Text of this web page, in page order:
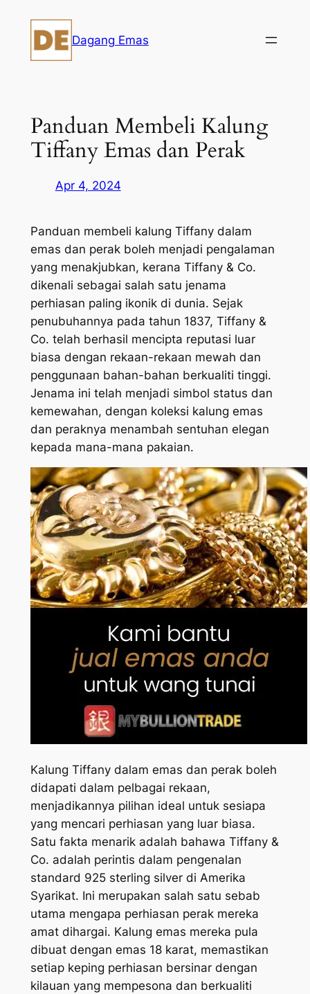
content
Dagang Emas
Panduan Membeli Kalung
Tiffany Emas dan Perak
Apr 4, 2024
Panduan membeli kalung Tiffany dalam
emas dan perak boleh menjadi pengalaman
yang menakjubkan, kerana Tiffany & Co.
dikenali sebagai salah satu jenama
perhiasan paling ikonik di dunia. Sejak
penubuhannya pada tahun 1837, Tiffany &
Co. telah berhasil mencipta reputasi luar
biasa dengan rekaan-rekaan mewah dan
penggunaan bahan-bahan berkualiti tinggi.
Jenama ini telah menjadi simbol status dan
kemewahan, dengan koleksi kalung emas
dan peraknya menambah sentuhan elegan
kepada mana-mana pakaian.
Kalung Tiffany dalam emas dan perak boleh
didapati dalam pelbagai rekaan,
menjadikannya pilihan ideal untuk sesiapa
yang mencari perhiasan yang luar biasa.
Satu fakta menarik adalah bahawa Tiffany &
Co. adalah perintis dalam pengenalan
standard 925 sterling silver di Amerika
Syarikat. Ini merupakan salah satu sebab
utama mengapa perhiasan perak mereka
amat dihargai. Kalung emas mereka pula
dibuat dengan emas 18 karat, memastikan
setiap keping perhiasan bersinar dengan
kilauan yang mempesona dan berkualiti